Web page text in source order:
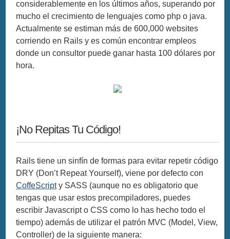
considerablemente en los últimos años, superando por
mucho el crecimiento de lenguajes como php o java.
Actualmente se estiman más de 600,000 websites
corriendo en Rails y es común encontrar empleos
donde un consultor puede ganar hasta 100 dólares por
hora.
¡No Repitas Tu Código!
Rails tiene un sinfín de formas para evitar repetir código
DRY (Don’t Repeat Yourself), viene por defecto con
CoffeScripty SASS (aunque no es obligatorio que
tengas que usar estos precompiladores, puedes
escribir Javascript o CSS como lo has hecho todo el
tiempo) además de utilizar el patrón MVC (Model, View,
Controller) de la siguiente manera: